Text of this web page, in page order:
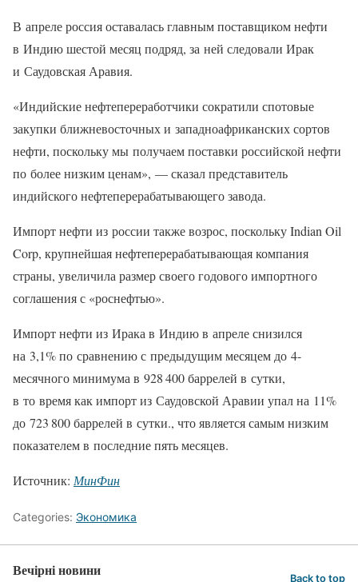
В апреле россия оставалась главным поставщиком нефти
в Индию шестой месяц подряд, за ней следовали Ирак
и Саудовская Аравия.
«Индийские нефтепереработчики сократили спотовые
закупки ближневосточных и западноафриканских сортов
нефти, поскольку мы получаем поставки российской нефти
по более низким ценам», — сказал представитель
индийского нефтеперерабатывающего завода.
Импорт нефти из россии также возрос, поскольку Indian Oil
Corp, крупнейшая нефтеперерабатывающая компания
страны, увеличила размер своего годового импортного
соглашения с «роснефтью».
Импорт нефти из Ирака в Индию в апреле снизился
на 3,1% по сравнению с предыдущим месяцем до 4-
месячного минимума в 928 400 баррелей в сутки,
в то время как импорт из Саудовской Аравии упал на 11%
до 723 800 баррелей в сутки., что является самым низким
показателем в последние пять месяцев.
Источник: МинФин
Categories: Экономика
Вечірні новини Back to top